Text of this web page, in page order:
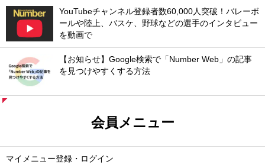
YouTubeチャンネル登録者数60,000人突破！バレーボ
ールや陸上、バスケ、野球などの選手のインタビュー
を動画で
【お知らせ】Google検索で「Number Web」の記事
を見つけやすくする方法
会員メニュー
マイメニュー登録・ログイン